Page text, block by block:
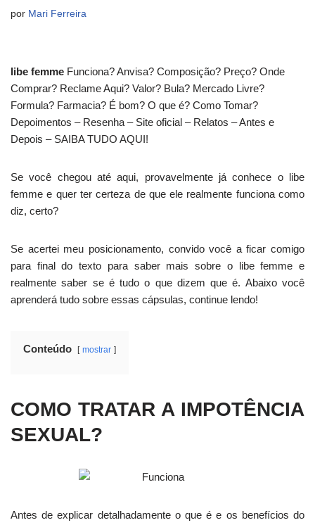
por Mari Ferreira
libe femme Funciona? Anvisa? Composição? Preço? Onde
Comprar? Reclame Aqui? Valor? Bula? Mercado Livre?
Formula? Farmacia? É bom? O que é? Como Tomar?
Depoimentos – Resenha – Site oficial – Relatos – Antes e
Depois – SAIBA TUDO AQUI!
Se você chegou até aqui, provavelmente já conhece o libe
femme e quer ter certeza de que ele realmente funciona como
diz, certo?
Se acertei meu posicionamento, convido você a ficar comigo
para final do texto para saber mais sobre o libe femme e
realmente saber se é tudo o que dizem que é. Abaixo você
aprenderá tudo sobre essas cápsulas, continue lendo!
Conteúdo mostrar
COMO TRATAR A IMPOTÊNCIA
SEXUAL?
Antes de explicar detalhadamente o que é e os benefícios do